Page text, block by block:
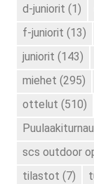
d-juniorit (1)
f-juniorit (13)
juniorit (143)
miehet (295)
ottelut (510)
scs outdoor
tilastot (7)